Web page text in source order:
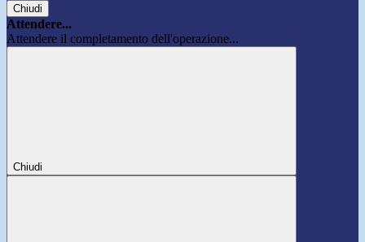
Chiudi
Attendere...
Attendere il completamento dell'operazione...
Chiudi